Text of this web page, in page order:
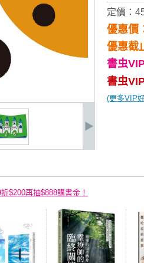
定價：
優惠價
優惠截
書虫
書虫
(更多VIP
$200再抽$888購書金！